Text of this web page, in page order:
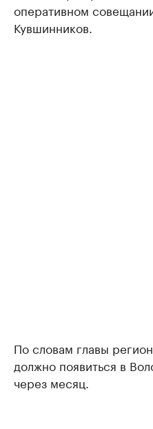
оперативном
Кувшинников.
По словам главы
должно появиться в
через месяц.